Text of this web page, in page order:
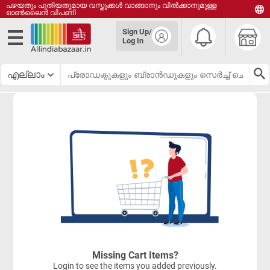
പഴയതും പുതിയതുമായ വസ്തുക്കൾ വാങ്ങാനും വിൽക്കാനുമുള്ള
ഓൺലൈൻ വിപണി
తెలుగు
എല്ലാം
Sign Up/
Log In
Missing Cart Items?
Login to see the items you added previously.